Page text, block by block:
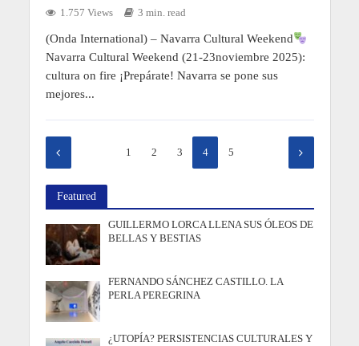
1.757 Views 3 min. read
(Onda International) – Navarra Cultural Weekend
Navarra Cultural Weekend (21-23noviembre 2025):
cultura on fire ¡Prepárate! Navarra se pone sus
mejores...
1 2 3 4 5
Featured
GUILLERMO LORCA LLENA SUS ÓLEOS DE
BELLAS Y BESTIAS
FERNANDO SÁNCHEZ CASTILLO. LA
PERLA PEREGRINA
¿UTOPÍA? PERSISTENCIAS CULTURALES Y